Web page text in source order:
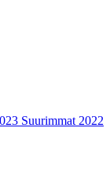
Suurimmat 2022